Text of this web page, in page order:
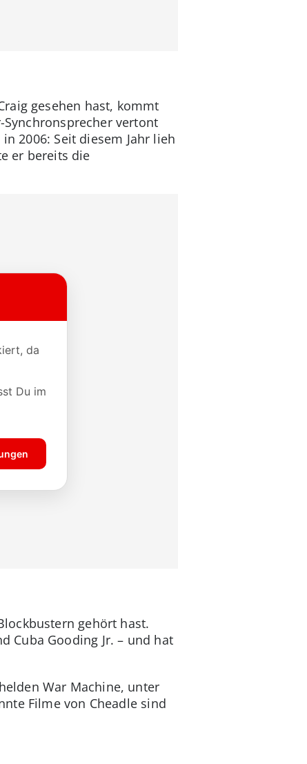
gesehen hast, kommt
vertont
2006: Seit diesem Jahr lieh
er bereits die
gehört hast.
Cuba Gooding Jr. – und hat
War Machine, unter
Filme von Cheadle sind